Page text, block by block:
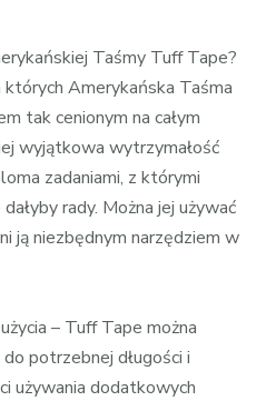
Taśmy Tuff Tape?
Amerykańska Taśma
tak cenionym na całym
wyjątkowa wytrzymałość
zadaniami, z którymi
rady. Można jej używać
ją niezbędnym narzędziem w
– Tuff Tape można
potrzebnej długości i
używania dodatkowych